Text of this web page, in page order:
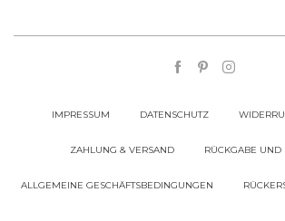
IMPRESSUM DATENSCHUTZ
ZAHLUNG & VERSAND RÜCKGABE UND
ALLGEMEINE GESCHÄFTSBEDINGUNGEN